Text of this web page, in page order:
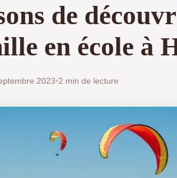
de
en école à
2023•2 min de lecture